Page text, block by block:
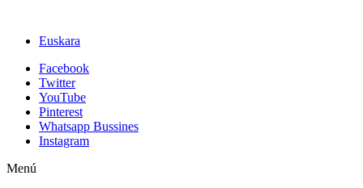
Euskara
Facebook
Twitter
YouTube
Pinterest
Whatsapp Bussines
Instagram
Menú